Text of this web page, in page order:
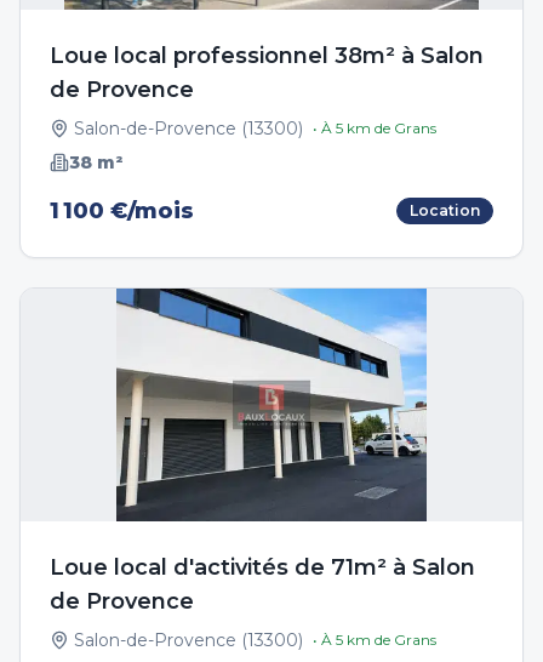
Loue local professionnel 38m² à Salon
de Provence
Salon-de-Provence (13300) • À 5 km de Grans
38 m²
1 100 €/mois Location
Loue local d'activités de 71m² à Salon
de Provence
Salon-de-Provence (13300) • À 5 km de Grans